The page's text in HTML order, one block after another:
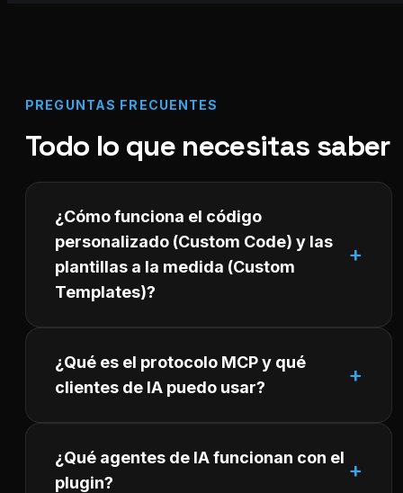
PREGUNTAS FRECUENTES
Todo lo que necesitas saber
¿Cómo funciona el código
personalizado (Custom Code) y las
plantillas a la medida (Custom
Templates)?
¿Qué es el protocolo MCP y qué
clientes de IA puedo usar?
¿Qué agentes de IA funcionan con el
plugin?